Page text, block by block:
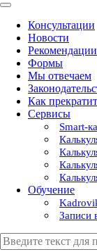
Консультации
Новости
Рекомендации
Формы
Мы отвечаем
Как
Сервисы
Smart-
Обучение
Записи